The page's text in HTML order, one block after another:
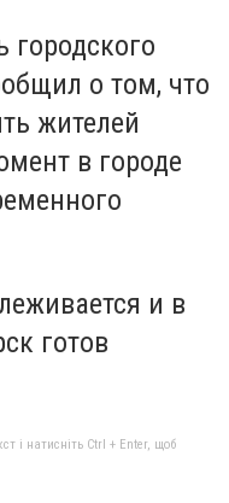
городского
о том, что
жителей
в городе
и в
готов
і натисніть Ctrl + Enter, щоб